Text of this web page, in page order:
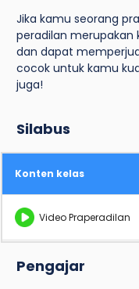
Jika kamu seorang
peradilan
dan dapat
cocok untuk kamu
juga!
Silabus
Konten kelas
Video Praperadilan
Pengajar